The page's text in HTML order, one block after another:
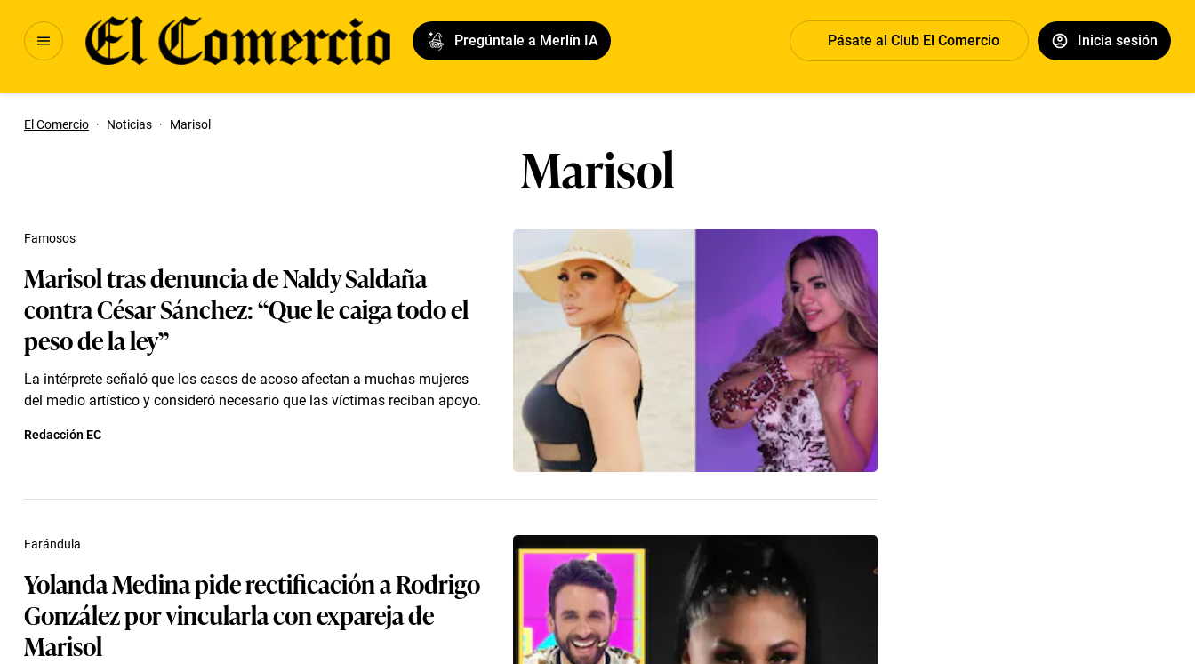
Pregúntale a Merlín IA Pásate al Club El Comercio Inicia sesión
El Comercio · Noticias · Marisol
Marisol
Marisol tras denuncia de Naldy Saldaña
contra César Sánchez: “Que le caiga todo el
peso de la ley”
La intérprete señaló que los casos de acoso afectan a muchas mujeres
del medio artístico y consideró necesario que las víctimas reciban apoyo.
Famosos
Redacción EC
Yolanda Medina pide rectificación a Rodrigo
González por vincularla con expareja de
Marisol
Farándula